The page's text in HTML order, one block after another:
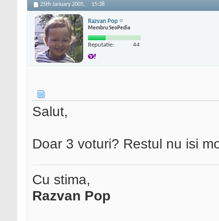
25th January 2005, 15:38
Razvan Pop
Membru SeoPedia
Reputatie: 44
Salut,
Doar 3 voturi? Restul nu isi
Cu stima,
Razvan Pop